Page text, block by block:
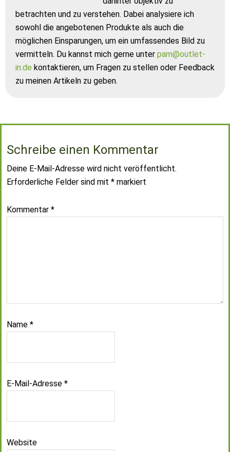
betrachten und zu verstehen. Dabei analysiere ich
sowohl die angebotenen Produkte als auch die
möglichen Einsparungen, um ein umfassendes Bild zu
vermitteln. Du kannst mich gerne unter pam@outlet-
in.de kontaktieren, um Fragen zu stellen oder Feedback
zu meinen Artikeln zu geben.
Schreibe einen Kommentar
Deine E-Mail-Adresse wird nicht veröffentlicht.
Erforderliche Felder sind mit * markiert
Kommentar *
Name *
E-Mail-Adresse *
Website